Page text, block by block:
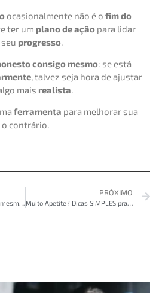
ocasionalmente não é o fim do
ter um plano de ação para lidar
progresso.
consigo mesmo: se está
, talvez seja hora de ajustar
mais realista.
ferramenta para melhorar sua
o contrário.
Carboidratos e gorduras na mesma refeição – benefícios
PRÓXIMO
Muito Apetite? Dicas SIMPLES pra usar ainda HOJE!